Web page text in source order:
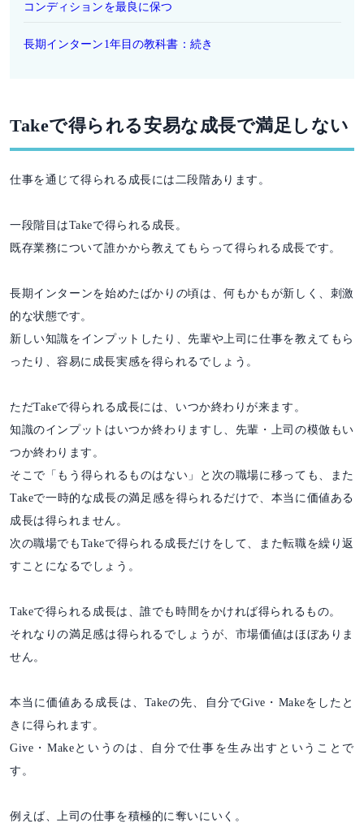
コンディションを最良に保つ
長期インターン1年目の教科書：続き
Takeで得られる安易な成長で満足しない
仕事を通じて得られる成長には二段階あります。
一段階目はTakeで得られる成長。
既存業務について誰かから教えてもらって得られる成長です。
長期インターンを始めたばかりの頃は、何もかもが新しく、刺激
的な状態です。
新しい知識をインプットしたり、先輩や上司に仕事を教えてもら
ったり、容易に成長実感を得られるでしょう。
ただTakeで得られる成長には、いつか終わりが来ます。
知識のインプットはいつか終わりますし、先輩・上司の模倣もい
つか終わります。
そこで「もう得られるものはない」と次の職場に移っても、また
Takeで一時的な成長の満足感を得られるだけで、本当に価値ある
成長は得られません。
次の職場でもTakeで得られる成長だけをして、また転職を繰り返
すことになるでしょう。
Takeで得られる成長は、誰でも時間をかければ得られるもの。
それなりの満足感は得られるでしょうが、市場価値はほぼありま
せん。
本当に価値ある成長は、Takeの先、自分でGive・Makeをしたと
きに得られます。
Give・Makeというのは、自分で仕事を生み出すということで
す。
例えば、上司の仕事を積極的に奪いにいく。